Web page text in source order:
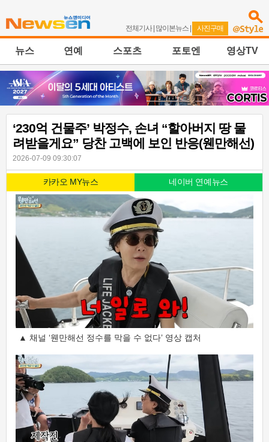
전체기사| 많이본뉴스 | 사진구매
뉴스 연예 스포츠 포토엔 영상TV
‘230억 건물주’ 박정수, 손녀 “할아버지 땅 물
려받을게요” 당찬 고백에 보인 반응(웬만해선)
2026-07-09 09:30:07
카카오 MY뉴스 네이버 연예뉴스
▲ 채널 ‘웬만해선 정수를 막을 수 없다’ 영상 캡처